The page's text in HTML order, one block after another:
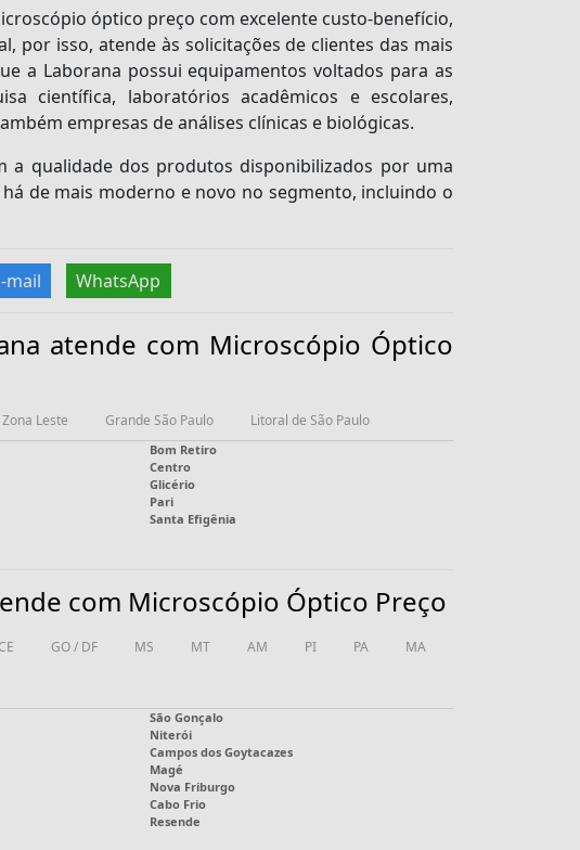
óptico preço com excelente custo-benefício,
por isso, atende às solicitações de clientes das mais
a Laborana possui equipamentos voltados para as
científica, laboratórios acadêmicos e escolares,
empresas de análises clínicas e biológicas.
a qualidade dos produtos disponibilizados por uma
de mais moderno e novo no segmento, incluindo o
mail WhatsApp
atende com Microscópio Óptico
Zona Leste Grande São Paulo Litoral de São Paulo
Bom Retiro
Centro
Glicério
Pari
Santa Efigênia
com Microscópio Óptico Preço
CE GO / DF MS MT AM PI PA MA
São Gonçalo
Niterói
Campos dos Goytacazes
Magé
Nova Friburgo
Cabo Frio
Resende